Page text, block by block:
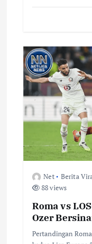
Net Berita
88 views
Roma vs
Ozer
Pertandingan